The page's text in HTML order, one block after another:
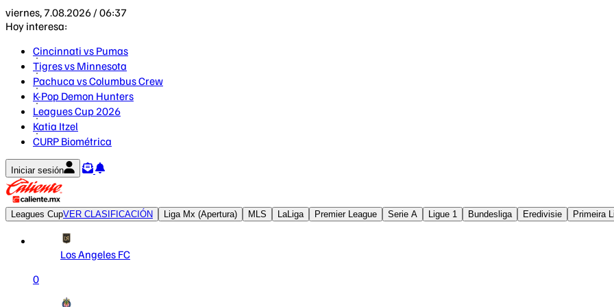
viernes, 7.08.2026 / 06:37
Hoy interesa:
Cincinnati vs Pumas
Tigres vs Minnesota
Pachuca vs Columbus Crew
K-Pop Demon Hunters
Leagues Cup 2026
Katia Itzel
CURP Biométrica
Iniciar sesión
Leagues CupVER CLASIFICACIÓN Liga Mx (Apertura) MLS LaLiga Premier League Serie A Ligue 1 Bundesliga Eredivisie Primeira
Los Angeles FC
0